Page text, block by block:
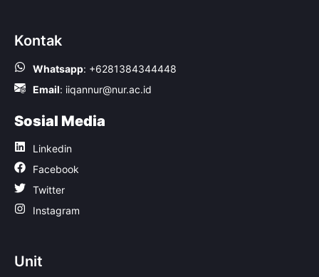
Kontak
Whatsapp: +6281384344448
Email: iiqannur@nur.ac.id
Sosial Media
Linkedin
Facebook
Twitter
Instagram
Unit